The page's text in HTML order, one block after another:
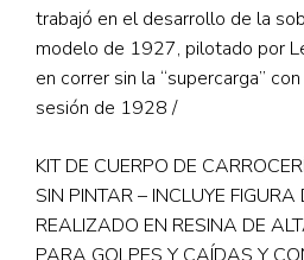
trabajó en el desarrollo de la
modelo de 1927, pilotado por
en correr sin la “supercarga”
sesión de 1928 /
KIT DE CUERPO DE
SIN PINTAR – INCLUYE
REALIZADO EN RESINA DE